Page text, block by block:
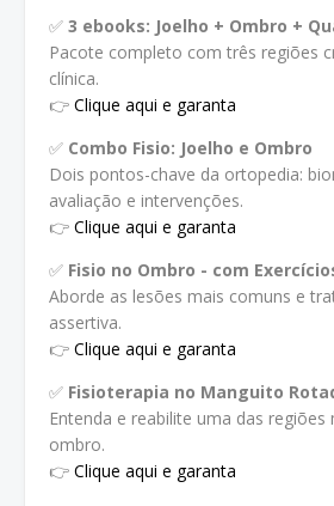
✅ 3 ebooks: Joelho + Ombro +
Pacote completo com três regiões
clínica.
👉 Clique aqui e garanta
✅ Combo Fisio: Joelho e Ombro
Dois pontos-chave da ortopedia:
avaliação e intervenções.
👉 Clique aqui e garanta
✅ Fisio no Ombro - com
Aborde as lesões mais comuns e
assertiva.
👉 Clique aqui e garanta
✅ Fisioterapia no Manguito
Entenda e reabilite uma das
ombro.
👉 Clique aqui e garanta